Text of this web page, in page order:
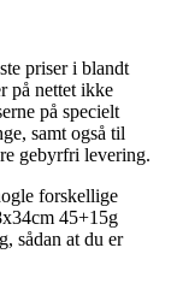
priser i blandt
på nettet ikke
på specielt
samt også til
gebyrfri levering.
forskellige
45+15g
sådan at du er